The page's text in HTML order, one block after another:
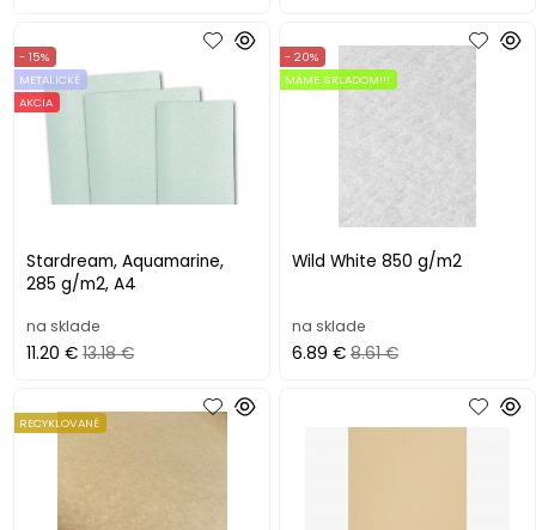
Stardream, Aquamarine,
285 g/m2, A4
- 15%
METALICKÉ
AKCIA
na sklade
11.20 € 13.18 €
Wild White 850 g/m2
- 20%
MÁME SKLADOM!!!
na sklade
6.89 € 8.61 €
RECYKLOVANÉ